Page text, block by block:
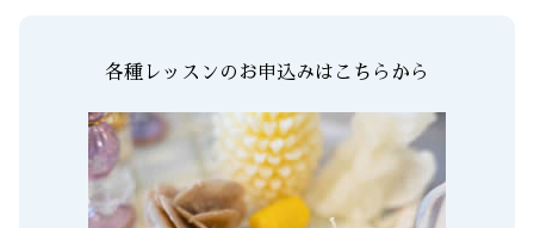
各種レッスンのお申込みはこちらから